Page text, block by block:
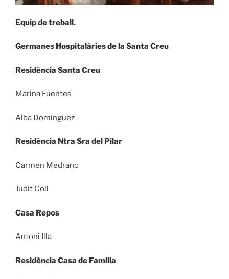
Equip de treball.
Germanes Hospitalàries de la Santa Creu
Residència Santa Creu
Marina Fuentes
Alba Dominguez
Residència Ntra Sra del Pilar
Carmen Medrano
Judit Coll
Casa Repos
Antoni Illa
Residència Casa de Familia